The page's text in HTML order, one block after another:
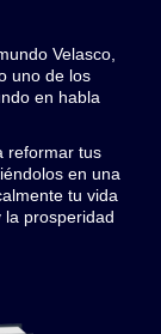
Velasco,
uno de los
en habla
reformar tus
en una
tu vida
la prosperidad